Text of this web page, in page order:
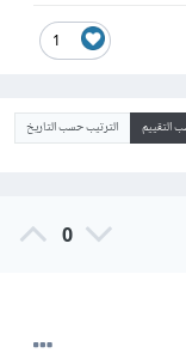
1
التقييم الترتيب حسب التاريخ
0